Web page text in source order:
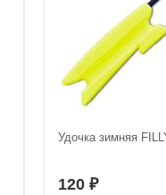
Удочка зимняя
120 ₽